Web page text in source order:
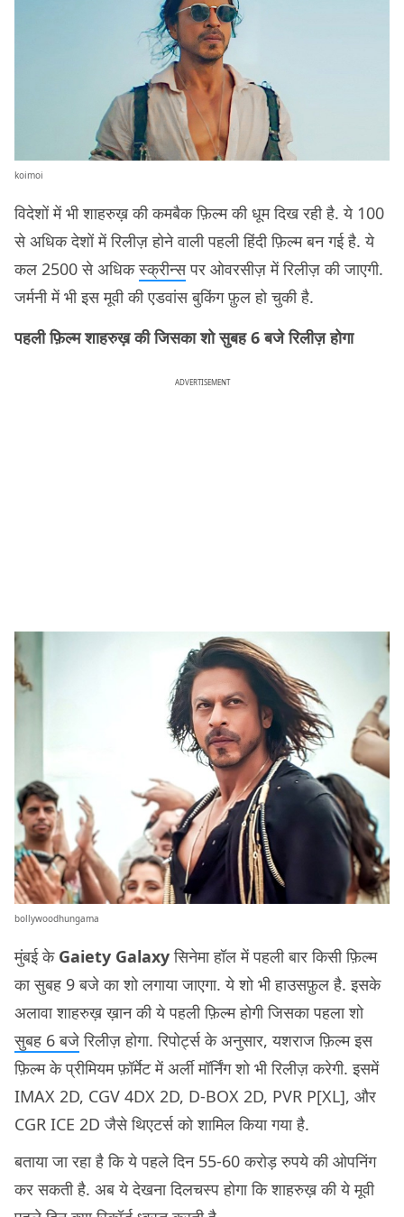
koimoi
विदेशों में भी शाहरुख़ की कमबैक फ़िल्म की धूम दिख रही है. ये 100
से अधिक देशों में रिलीज़ होने वाली पहली हिंदी फ़िल्म बन गई है. ये
कल 2500 से अधिकस्क्रीन्सपर ओवरसीज़ में रिलीज़ की जाएगी.
जर्मनी में भी इस मूवी की एडवांस बुकिंग फ़ुल हो चुकी है.
पहली फ़िल्म शाहरुख़ की जिसका शो सुबह 6 बजे रिलीज़ होगा
ADVERTISEMENT
bollywoodhungama
मुंबई के Gaiety Galaxyसिनेमा हॉल में पहली बार किसी फ़िल्म
का सुबह 9 बजे का शो लगाया जाएगा. ये शो भी हाउसफ़ुल है. इसके
अलावा शाहरुख़ ख़ान की ये पहली फ़िल्म होगी जिसका पहला शो
सुबह 6 बजेरिलीज़ होगा. रिपोर्ट्स के अनुसार, यशराज फ़िल्म इस
फ़िल्म के प्रीमियम फ़ॉर्मेट में अर्ली मॉर्निंग शो भी रिलीज़ करेगी. इसमें
IMAX 2D, CGV 4DX 2D, D-BOX 2D, PVR P[XL], और
CGR ICE 2D जैसे थिएटर्स को शामिल किया गया है.
बताया जा रहा है कि ये पहले दिन 55-60 करोड़ रुपये की ओपनिंग
कर सकती है. अब ये देखना दिलचस्प होगा कि शाहरुख़ की ये मूवी